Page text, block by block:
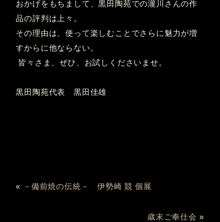
おかげをもちまして、黒田陶苑での瀧川さんの作
品の評判は上々。
その理由は、使って楽しむことでさらに魅力が増
すからに他ならない。
皆々さま、ぜひ、お試しくださいませ。
黒田陶苑代表 黒田佳雄
« －備前焼の伝統－ 伊勢崎 競 個展
歳末ご奉仕会 »